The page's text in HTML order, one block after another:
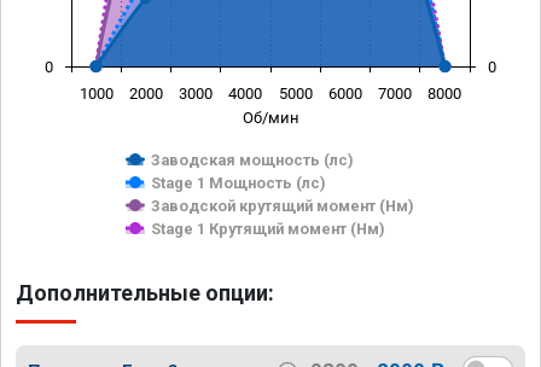
Об/мин
Заводская мощность (лс)
Stage 1 Мощность (лс)
Заводской крутящий момент (Нм)
Stage 1 Крутящий момент (Нм)
1000 2000 3000 4000 5000 6000 7000 8000
0 0
Дополнительные опции: